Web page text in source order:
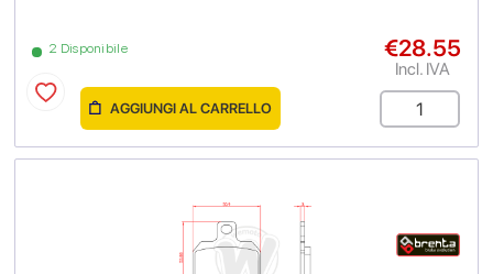
2 Disponibile €28.55
Incl. IVA
AGGIUNGI AL CARRELLO